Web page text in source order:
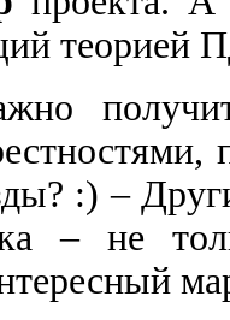
теорией
:) –
– не